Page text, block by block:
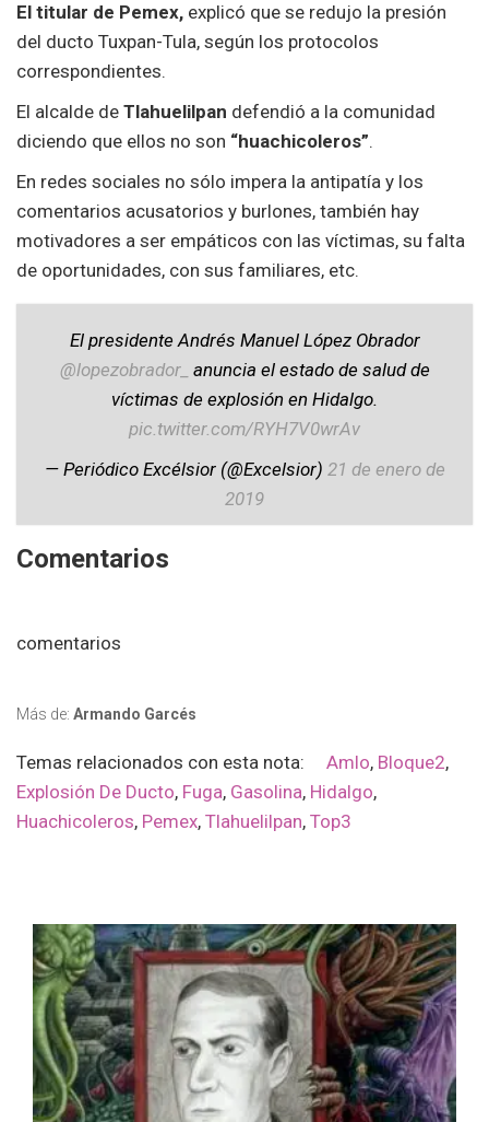
El titular de Pemex, explicó que se redujo la presión
del ducto Tuxpan-Tula, según los protocolos
correspondientes.
El alcalde de Tlahuelilpan defendió a la comunidad
diciendo que ellos no son “huachicoleros”.
En redes sociales no sólo impera la antipatía y los
comentarios acusatorios y burlones, también hay
motivadores a ser empáticos con las víctimas, su falta
de oportunidades, con sus familiares, etc.
El presidente Andrés Manuel López Obrador
@lopezobrador_ anuncia el estado de salud de
víctimas de explosión en Hidalgo.
pic.twitter.com/RYH7V0wrAv
— Periódico Excélsior (@Excelsior) 21 de enero de
2019
Comentarios
comentarios
Más de: Armando Garcés
Temas relacionados con esta nota: Amlo, Bloque2,
Explosión De Ducto, Fuga, Gasolina, Hidalgo,
Huachicoleros, Pemex, Tlahuelilpan, Top3